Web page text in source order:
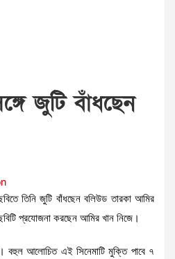
জুটি বাঁধছেন
তিনি জুটি বাঁধছেন বলিউড তারকা আমির
প্রযোজনা করছেন আমির খান নিজে।
বহুল আলোচিত এই সিনেমাটি মুক্তি পাবে ৭